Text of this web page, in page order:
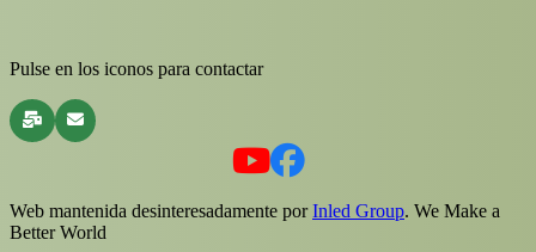
Pulse en los iconos para contactar
Web mantenida desinteresadamente porInled Group. We Make a
Better World